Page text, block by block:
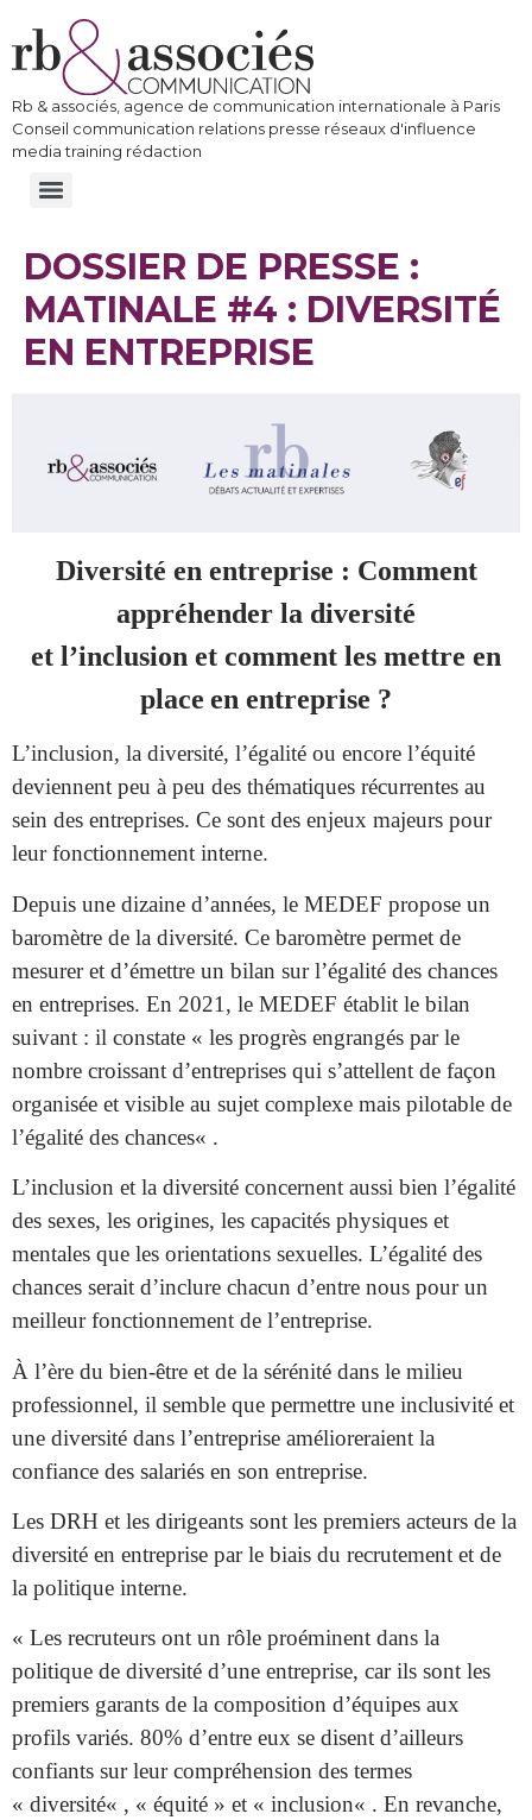
Rb & associés, agence de communication internationale à Paris
Conseil communication relations presse réseaux d'influence
media training rédaction
DOSSIER DE PRESSE :
MATINALE #4 : DIVERSITÉ
EN ENTREPRISE
Diversité en entreprise : Comment
appréhender la diversité
et l’inclusion et comment les mettre en
place en entreprise ?
L’inclusion, la diversité, l’égalité ou encore l’équité
deviennent peu à peu des thématiques récurrentes au
sein des entreprises. Ce sont des enjeux majeurs pour
leur fonctionnement interne.
Depuis une dizaine d’années, le MEDEF propose un
baromètre de la diversité. Ce baromètre permet de
mesurer et d’émettre un bilan sur l’égalité des chances
en entreprises. En 2021, le MEDEF établit le bilan
suivant : il constate « les progrès engrangés par le
nombre croissant d’entreprises qui s’attellent de façon
organisée et visible au sujet complexe mais pilotable de
l’égalité des chances« .
L’inclusion et la diversité concernent aussi bien l’égalité
des sexes, les origines, les capacités physiques et
mentales que les orientations sexuelles. L’égalité des
chances serait d’inclure chacun d’entre nous pour un
meilleur fonctionnement de l’entreprise.
À l’ère du bien-être et de la sérénité dans le milieu
professionnel, il semble que permettre une inclusivité et
une diversité dans l’entreprise amélioreraient la
confiance des salariés en son entreprise.
Les DRH et les dirigeants sont les premiers acteurs de la
diversité en entreprise par le biais du recrutement et de
la politique interne.
« Les recruteurs ont un rôle proéminent dans la
politique de diversité d’une entreprise, car ils sont les
premiers garants de la composition d’équipes aux
profils variés. 80% d’entre eux se disent d’ailleurs
confiants sur leurcompréhension des termes
« diversité« , « équité » et « inclusion« . En revanche,